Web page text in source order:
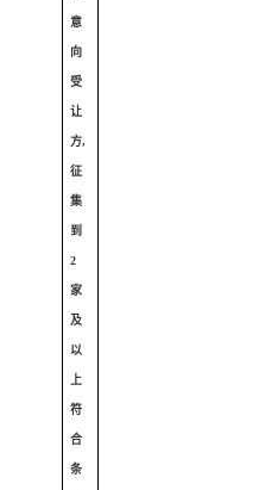
意
向
受
让
方,
征
集
到
2
家
及
以
上
符
合
条